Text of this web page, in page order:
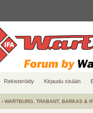
Rekisteröidy Kirjaudu sisään
‹ WARTBURG, TRABANT, BARKAS &